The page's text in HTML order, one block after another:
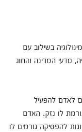
בשילוב עם
מדעי המדינה והחוג
לאדם להפעיל
לו נזק. האדם
להפסיקה גורמים לו